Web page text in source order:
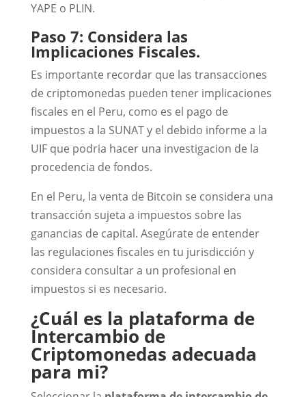
YAPE o PLIN.
Paso 7: Considera las
Implicaciones Fiscales.
Es importante recordar que las transacciones
de criptomonedas pueden tener implicaciones
fiscales en el Peru, como es el pago de
impuestos a la SUNAT y el debido informe a la
UIF que podria hacer una investigacion de la
procedencia de fondos.
En el Peru, la venta de Bitcoin se considera una
transacción sujeta a impuestos sobre las
ganancias de capital. Asegúrate de entender
las regulaciones fiscales en tu jurisdicción y
considera consultar a un profesional en
impuestos si es necesario.
¿Cuál es la plataforma de
Intercambio de
Criptomonedas adecuada
para mi?